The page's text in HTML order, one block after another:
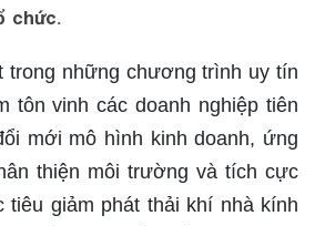
chức.
trong những chương trình uy tín
tôn vinh các doanh nghiệp tiên
mới mô hình kinh doanh, ứng
thiện môi trường và tích cực
tiêu giảm phát thải khí nhà kính